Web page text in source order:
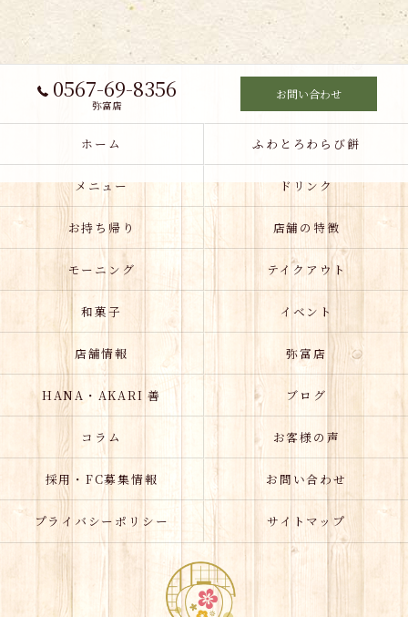
0567-69-8356
弥富店
お問い合わせ
ホーム ふわとろわらび餅
メニュー ドリンク
お持ち帰り 店舗の特徴
モーニング テイクアウト
和菓子 イベント
店舗情報 弥富店
HANA・AKARI 善 ブログ
コラム お客様の声
採用・FC募集情報 お問い合わせ
プライバシーポリシー サイトマップ